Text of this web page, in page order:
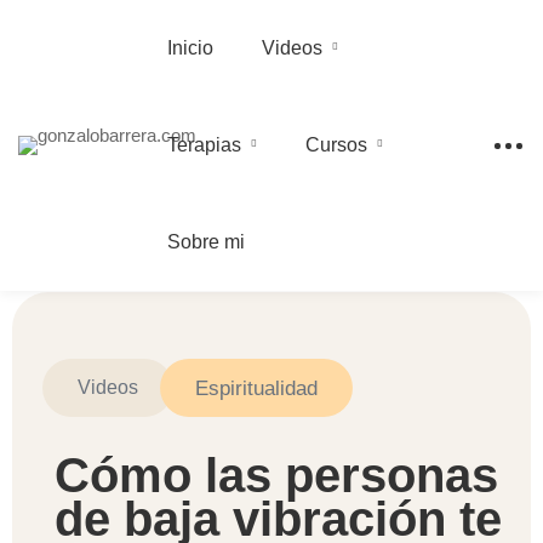
Inicio Videos
Terapias Cursos
Sobre mi
Videos Espiritualidad
Cómo las personas
de baja vibración te